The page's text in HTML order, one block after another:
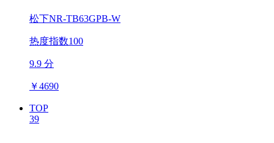
松下NR-TB63GPB-W
热度指数100
9.9 分
￥4690
TOP
39